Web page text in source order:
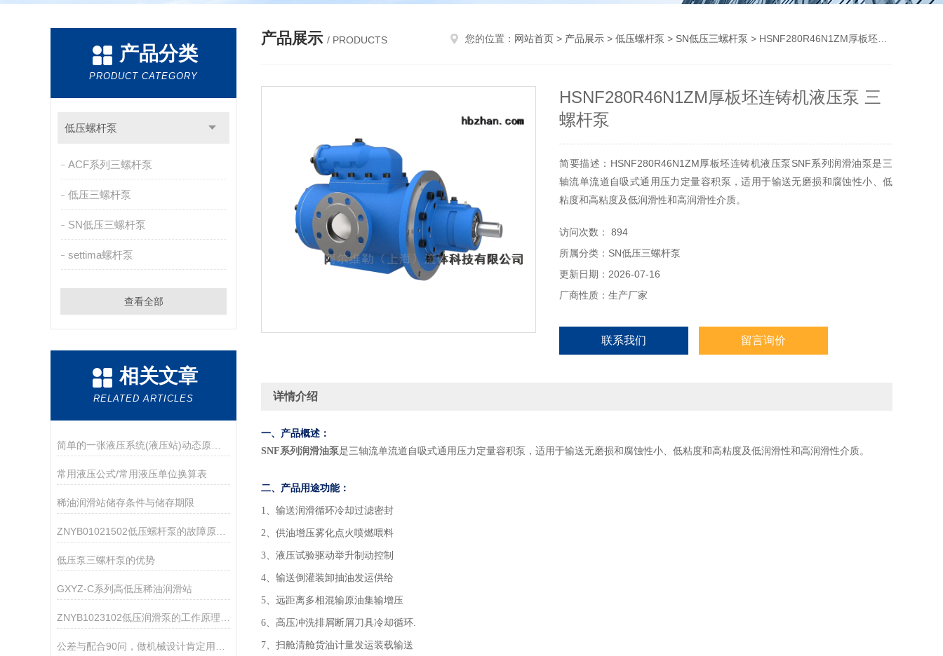
产品分类
PRODUCT CATEGORY
低压螺杆泵
ACF系列三螺杆泵
低压三螺杆泵
SN低压三螺杆泵
settima螺杆泵
查看全部
相关文章
RELATED ARTICLES
简单的一张液压系统(液压站)动态原理图,让你不再对液压原理一知半解
​常用液压公式/常用液压单位换算表
稀油润滑站储存条件与储存期限
ZNYB01021502低压螺杆泵的故障原因及解决方法
低压泵三螺杆泵的优势
GXYZ-C系列高低压稀油润滑站
产品展示 / PRODUCTS 您的位置： 网站首页 > 产品展示 > 低压螺杆泵 > SN低压三螺杆泵 > HSNF280R46N1ZM厚板坯连铸机液压泵 三螺杆泵
HSNF280R46N1ZM厚板坯连铸机液压泵 三
螺杆泵
简要描述：HSNF280R46N1ZM厚板坯连铸机液压泵SNF系列润滑油泵是三
轴流单流道自吸式通用压力定量容积泵，适用于输送无磨损和腐蚀性小、低
粘度和高粘度及低润滑性和高润滑性介质。
访问次数： 894
所属分类：SN低压三螺杆泵
更新日期：2026-07-16
厂商性质：生产厂家
联系我们 留言询价
详情介绍
一、产品概述：
SNF系列润滑油泵是三轴流单流道自吸式通用压力定量容积泵，适用于输送无磨损和腐蚀性小、低粘度和高粘度及低润滑性和高润滑性介质。
二、产品用途功能：
1、输送润滑循环冷却过滤密封
2、供油增压雾化点火喷燃喂料
3、液压试验驱动举升制动控制
4、输送倒灌装卸抽油发运供给
5、远距离多相混输原油集输增压
6、高压冲洗排屑断屑刀具冷却循环.
7、扫舱清舱货油计量发运装载输送